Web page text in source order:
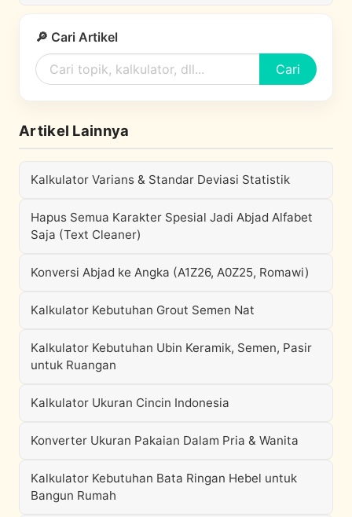
🔎 Cari Artikel
Cari
Artikel Lainnya
Kalkulator Varians & Standar Deviasi Statistik
Hapus Semua Karakter Spesial Jadi Abjad Alfabet
Saja (Text Cleaner)
Konversi Abjad ke Angka (A1Z26, A0Z25, Romawi)
Kalkulator Kebutuhan Grout Semen Nat
Kalkulator Kebutuhan Ubin Keramik, Semen, Pasir
untuk Ruangan
Kalkulator Ukuran Cincin Indonesia
Konverter Ukuran Pakaian Dalam Pria & Wanita
Kalkulator Kebutuhan Bata Ringan Hebel untuk
Bangun Rumah